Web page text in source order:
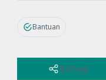
Bantuan
Berbagi